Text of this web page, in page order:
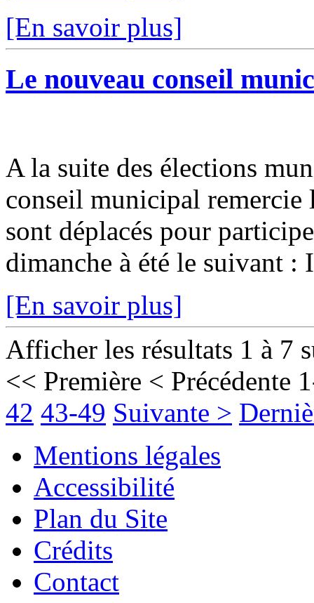
[En savoir plus]
Le nouveau conseil
A la suite des élections
conseil municipal remercie
sont déplacés pour
dimanche à été le suivant :
[En savoir plus]
Afficher les résultats 1 à 7
<< Première < Précédente
42 43-49 Suivante >
Mentions légales
Accessibilité
Plan du Site
Crédits
Contact